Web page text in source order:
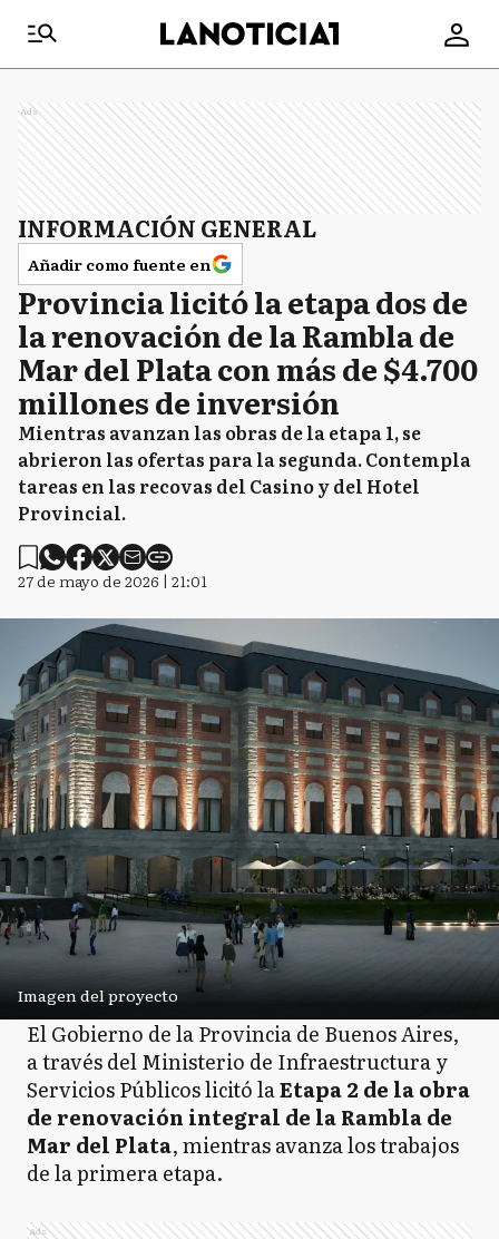
Ads
INFORMACIÓN GENERAL
Añadir como fuente en
Provincia licitó la etapa dos de
la renovación de la Rambla de
Mar del Plata con más de $4.700
millones de inversión
Mientras avanzan las obras de la etapa 1, se
abrieron las ofertas para la segunda. Contempla
tareas en las recovas del Casino y del Hotel
Provincial.
27 de mayo de 2026 | 21:01
Imagen del proyecto
El Gobierno de la Provincia de Buenos Aires,
a través del Ministerio de Infraestructura y
Servicios Públicos licitó laEtapa 2 de la obra
de renovación integral de la Rambla de
Mar del Plata, mientras avanza los trabajos
de la primera etapa.
Ads